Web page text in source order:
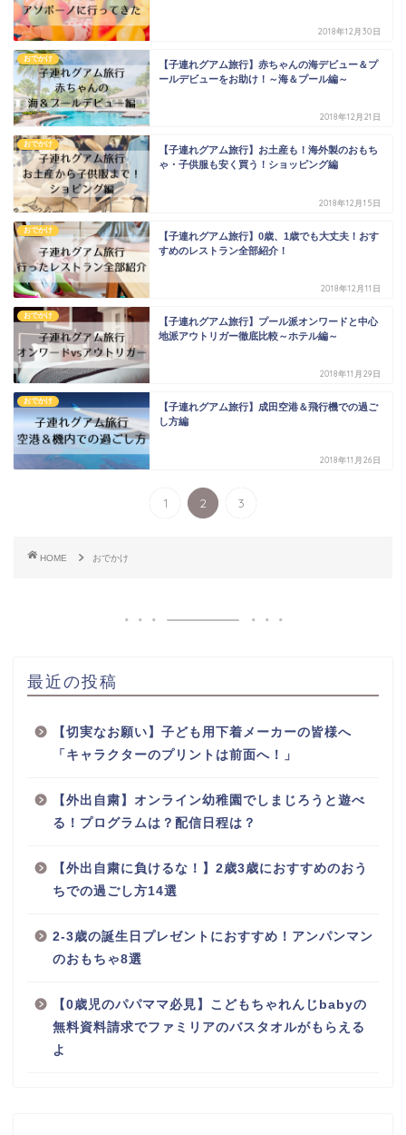
2018年12月30日
おでかけ
【子連れグアム旅行】赤ちゃんの海デビュー＆プ
ールデビューをお助け！～海＆プール編～
2018年12月21日
おでかけ
【子連れグアム旅行】お土産も！海外製のおもち
ゃ・子供服も安く買う！ショッピング編
2018年12月15日
おでかけ
【子連れグアム旅行】0歳、1歳でも大丈夫！おす
すめのレストラン全部紹介！
2018年12月11日
おでかけ
【子連れグアム旅行】プール派オンワードと中心
地派アウトリガー徹底比較～ホテル編～
2018年11月29日
おでかけ
【子連れグアム旅行】成田空港＆飛行機での過ご
し方編
2018年11月26日
1 2 3
HOME おでかけ
最近の投稿
【切実なお願い】子ども用下着メーカーの皆様へ
「キャラクターのプリントは前面へ！」
【外出自粛】オンライン幼稚園でしまじろうと遊べ
る！プログラムは？配信日程は？
【外出自粛に負けるな！】2歳3歳におすすめのおう
ちでの過ごし方14選
2-3歳の誕生日プレゼントにおすすめ！アンパンマン
のおもちゃ8選
【0歳児のパパママ必見】こどもちゃれんじbabyの
無料資料請求でファミリアのバスタオルがもらえる
よ